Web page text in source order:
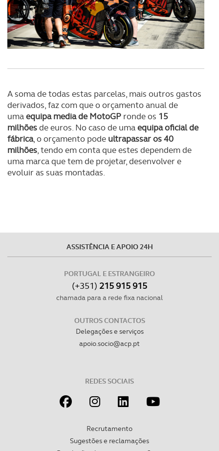
A soma de todas estas parcelas, mais outros gastos
derivados, faz com que o orçamento anual de
umaequipa media de MotoGP ronde os 15
milhõesde euros. No caso de umaequipa oficial de
fábrica, o orçamento pode ultrapassar os 40
milhões, tendo em conta que estes dependem de
uma marca que tem de projetar, desenvolver e
evoluir as suas montadas.
ASSISTÊNCIA E APOIO 24H
PORTUGAL E ESTRANGEIRO
(+351) 215 915 915
chamada para a rede fixa nacional
OUTROS CONTACTOS
Delegações e serviços
apoio.socio@acp.pt
REDES SOCIAIS
Recrutamento
Sugestões e reclamações